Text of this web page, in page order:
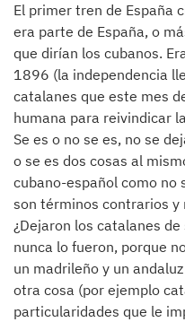
El primer tren de España
era parte de España, o
que dirían los cubanos.
1896 (la independencia
catalanes que este mes
humana para reivindicar
Se es o no se es, no se
o se es dos cosas al
cubano-español como no
son términos contrarios y
¿Dejaron los catalanes
nunca lo fueron, porque
un madrileño y un
otra cosa (por ejemplo
particularidades que le